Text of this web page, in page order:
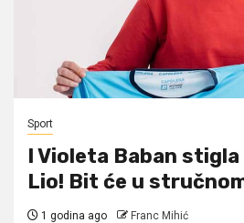
Sport
I Violeta Baban stigla
Lio! Bit će u
1 godina ago Franc Mihić